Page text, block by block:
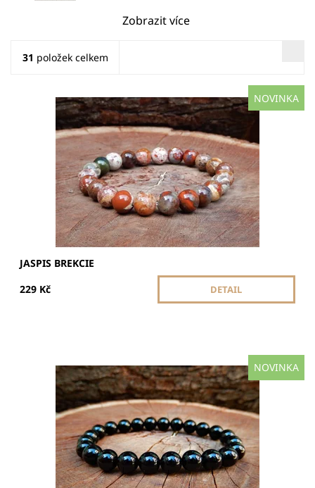
Zobrazit více
31 položek celkem
NOVINKA
Jaspis brekcie pomáhá obnovit energii a harmonizuje
emoce. Tento kámen přináší stabilitu, odvahu a ochranu.
Ideální pro udržení pozitivního přístupu a zlepšení zdraví.
Dostupnost:
Skladem
JASPIS BREKCIE
229 Kč
DETAIL
NOVINKA
Onyx je kámen síly a ochrany. Pomáhá zvládat stres,
posiluje sebevědomí a chrání před negativní energií.
Dostupnost:
Skladem